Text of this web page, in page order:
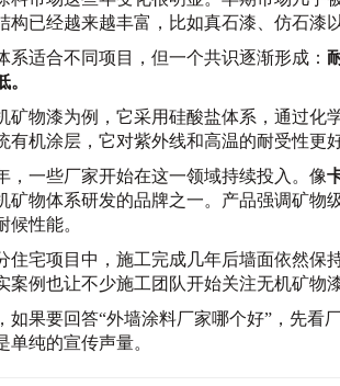
构已经越来越丰富，比如真石漆、仿石漆
系适合不同项目，但一个共识逐渐形成：
。
矿物漆为例，它采用硅酸盐体系，通过化
有机涂层，它对紫外线和高温的耐受性更
，一些厂家开始在这一领域持续投入。像
矿物体系研发的品牌之一。产品强调矿物
候性能。
住宅项目中，施工完成几年后墙面依然保
案例也让不少施工团队开始关注无机矿物
如果要回答“外墙涂料厂家哪个好”，先看
单纯的宣传声量。